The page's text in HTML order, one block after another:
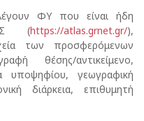
ΦΥ που είναι ήδη
(https://atlas.grnet.gr/),
των προσφερόμενων
θέσης/αντικείμενο,
υποψηφίου, γεωγραφική
διάρκεια, επιθυμητή